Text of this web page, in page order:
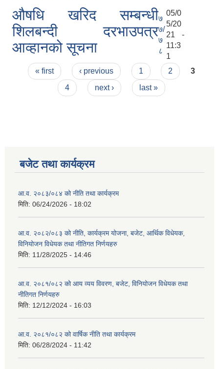
औषधि खरिद सम्बन्धी
शिलबन्दी दरभाउपत्र
आव्हानको सूचना
७
७/
७
८
05/0
5/20
21 -
11:3
1
Pages
« first ‹ previous 1 2
3
4
next › last »
बजेट तथा कार्यक्रम
आ.व. २०८३/०८४ को नीति तथा कार्यक्रम
मिति: 06/24/2026 - 18:02
आ.व. २०८२/०८३ को नीति, कार्यक्रम योजना, बजेट, आर्थिक विधेयक,
विनियोजन विधेयक तथा नीतिगत निर्णयहरु
मिति: 11/28/2025 - 14:46
आ.व. २०८१/०८२ को आय व्यय विवरण, बजेट, विनियोजन विधेयक तथा
नीतिगत निर्णयहरु
मिति: 12/12/2024 - 16:03
आ.व. २०८१/०८२ को वार्षिक नीति तथा कार्यक्रम
मिति: 06/28/2024 - 11:42